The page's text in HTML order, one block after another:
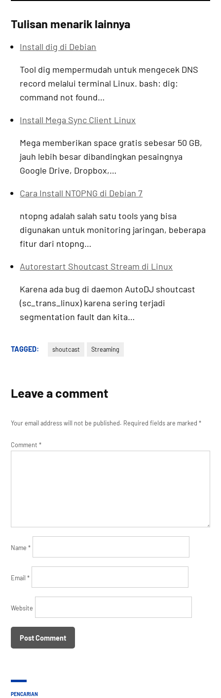
Tulisan menarik lainnya
Install dig di Debian
Tool dig mempermudah untuk mengecek DNS
record melalui terminal Linux. bash: dig:
command not found…
Install Mega Sync Client Linux
Mega memberikan space gratis sebesar 50 GB,
jauh lebih besar dibandingkan pesaingnya
Google Drive, Dropbox,…
Cara Install NTOPNG di Debian 7
ntopng adalah salah satu tools yang bisa
digunakan untuk monitoring jaringan, beberapa
fitur dari ntopng…
Autorestart Shoutcast Stream di Linux
Karena ada bug di daemon AutoDJ shoutcast
(sc_trans_linux) karena sering terjadi
segmentation fault dan kita…
TAGGED: shoutcast Streaming
Leave a comment
Your email address will not be published. Required fields are marked*
Comment*
Name*
Email*
Website
PENCARIAN